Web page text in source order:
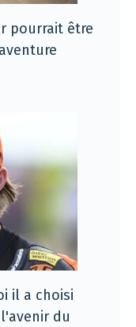
pourrait être
il a choisi
du